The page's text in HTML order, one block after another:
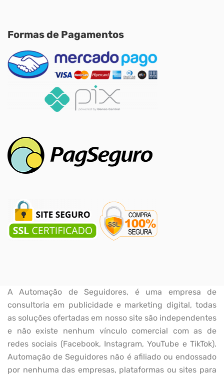
Formas de Pagamentos
A Automação de Seguidores, é uma empresa de
consultoria em publicidade e marketing digital, todas
as soluções ofertadas em nosso site são independentes
e não existe nenhum vínculo comercial com as de
redes sociais (Facebook, Instagram, YouTube e TikTok).
Automação de Seguidores não é afiliado ou endossado
por nenhuma das empresas, plataformas ou sites para